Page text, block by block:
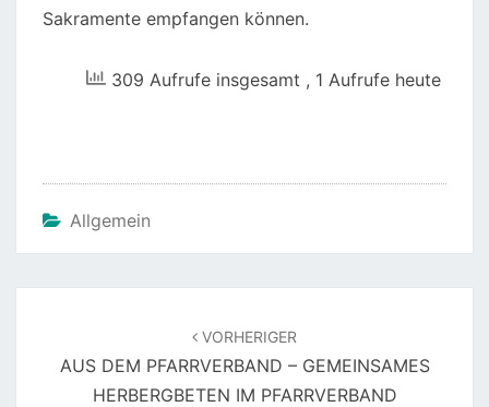
Sakramente empfangen können.
309 Aufrufe insgesamt , 1 Aufrufe heute
Allgemein
VORHERIGER
AUS DEM PFARRVERBAND – GEMEINSAMES
HERBERGBETEN IM PFARRVERBAND